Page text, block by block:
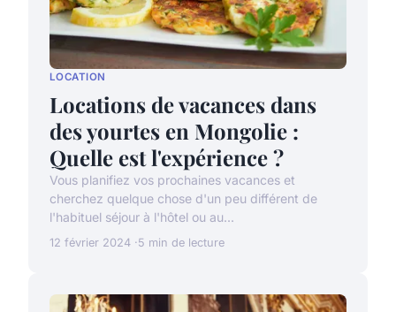
LOCATION
Locations de vacances dans
des yourtes en Mongolie :
Quelle est l'expérience ?
Vous planifiez vos prochaines vacances et
cherchez quelque chose d'un peu différent de
l'habituel séjour à l'hôtel ou au...
12 février 2024 5 min de lecture